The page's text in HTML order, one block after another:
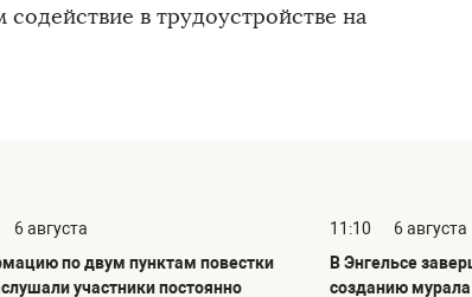
в трудоустройстве на
6 августа
по двум пунктам повестки
участники постоянно
11:10
6 августа
В Энгельсе
созданию